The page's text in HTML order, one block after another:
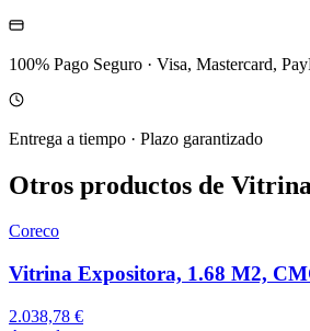
100% Pago Seguro · Visa, Mastercard,
Entrega a tiempo · Plazo garantizado
Otros productos de
Coreco
Vitrina Expositora, 1.68 M2,
2.038,78 €